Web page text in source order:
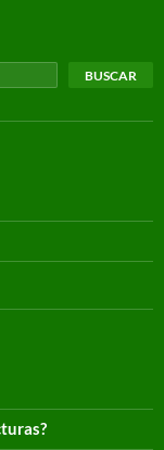
BUSCAR